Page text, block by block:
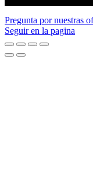
Pregunta por nuestras
Seguir en la pagina